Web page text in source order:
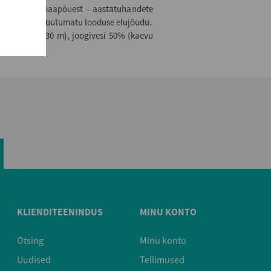
maapõuest – aastatuhandete
Eesti puutumatu looduse elujõudu.
sügavus 130 m), joogivesi 50% (kaevu
KLIENDITEENINDUS
Otsing
Uudised
MINU KONTO
Minu konto
Tellimused